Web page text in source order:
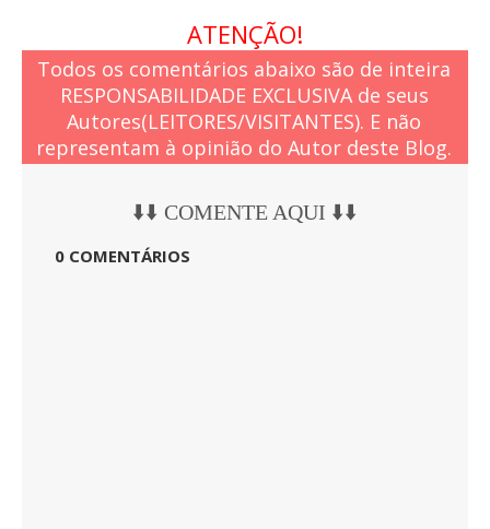
ATENÇÃO!
Todos os comentários abaixo são de inteira
RESPONSABILIDADE EXCLUSIVA de seus
Autores(LEITORES/VISITANTES). E não
representam à opinião do Autor deste Blog.
⬇️⬇️ COMENTE AQUI ⬇️⬇️
0 COMENTÁRIOS